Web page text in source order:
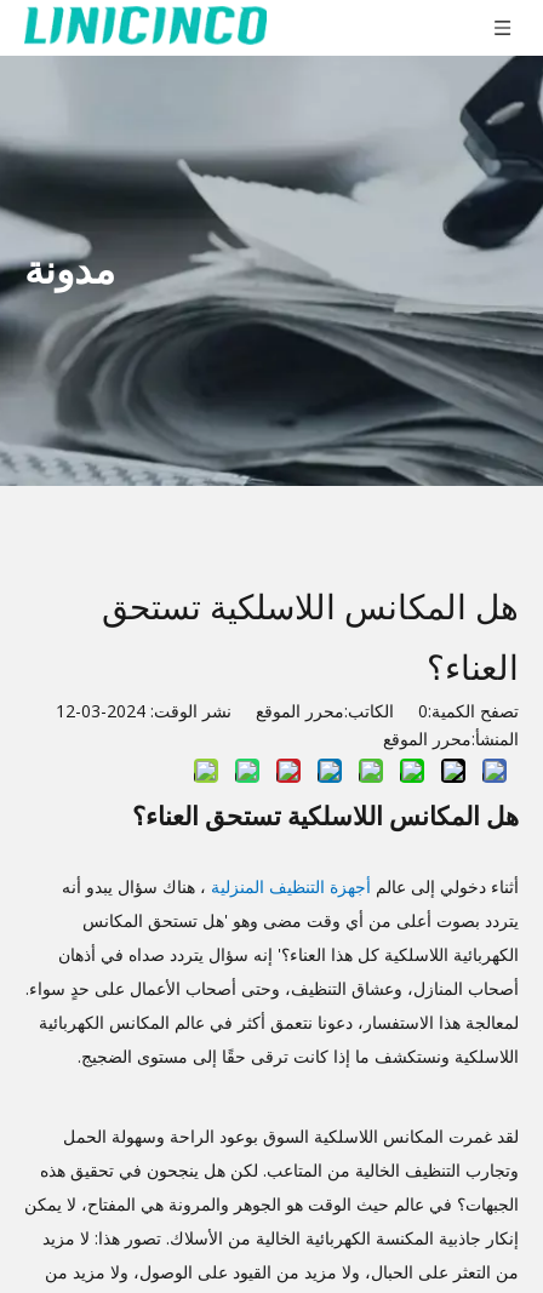
مدونة
هل المكانس اللاسلكية تستحق
العناء؟
تصفح الكمية:0
المنشأ:محرر الموقع
هل المكانس اللاسلكية تستحق العناء؟
أثناء دخولي إلى عالم أجهزة التنظيف المنزلية ، هناك سؤال يبدو أنه
يتردد بصوت أعلى من أي وقت مضى وهو 'هل تستحق المكانس
الكهربائية اللاسلكية كل هذا العناء؟' إنه سؤال يتردد صداه في أذهان
أصحاب المنازل، وعشاق التنظيف، وحتى أصحاب الأعمال على حدٍ سواء.
لمعالجة هذا الاستفسار، دعونا نتعمق أكثر في عالم المكانس الكهربائية
اللاسلكية ونستكشف ما إذا كانت ترقى حقًا إلى مستوى الضجيج.
لقد غمرت المكانس اللاسلكية السوق بوعود الراحة وسهولة الحمل
وتجارب التنظيف الخالية من المتاعب. لكن هل ينجحون في تحقيق هذه
الجبهات؟ في عالم حيث الوقت هو الجوهر والمرونة هي المفتاح، لا يمكن
إنكار جاذبية المكنسة الكهربائية الخالية من الأسلاك. تصور هذا: لا مزيد
من التعثر على الحبال، ولا مزيد من القيود على الوصول، ولا مزيد من